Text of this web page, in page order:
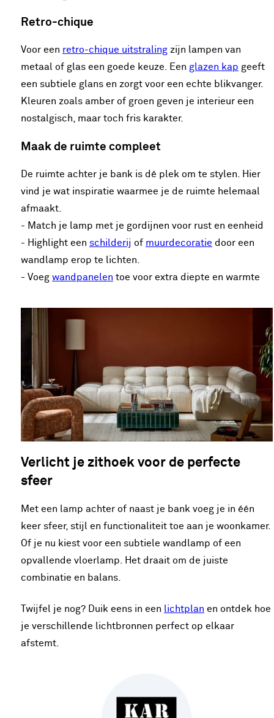
Retro-chique
Voor een retro-chique uitstraling zijn lampen van
metaal of glas een goede keuze. Een glazen kap geeft
een subtiele glans en zorgt voor een echte blikvanger.
Kleuren zoals amber of groen geven je interieur een
nostalgisch, maar toch fris karakter.
Maak de ruimte compleet
De ruimte achter je bank is dé plek om te stylen. Hier
vind je wat inspiratie waarmee je de ruimte helemaal
afmaakt.
- Match je lamp met je gordijnen voor rust en eenheid
- Highlight een schilderij of muurdecoratie door een
wandlamp erop te lichten.
- Voeg wandpanelen toe voor extra diepte en warmte
Verlicht je zithoek voor de perfecte
sfeer
Met een lamp achter of naast je bank voeg je in één
keer sfeer, stijl en functionaliteit toe aan je woonkamer.
Of je nu kiest voor een subtiele wandlamp of een
opvallende vloerlamp. Het draait om de juiste
combinatie en balans.
Twijfel je nog? Duik eens in een lichtplan en ontdek hoe
je verschillende lichtbronnen perfect op elkaar
afstemt.